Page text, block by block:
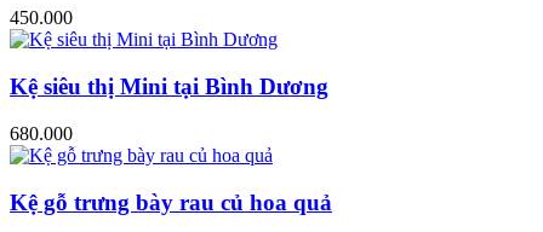
450.000
Kệ siêu thị Mini tại Bình Dương
680.000
Kệ gỗ trưng bày rau củ hoa quả